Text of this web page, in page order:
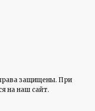
защищены. При
на наш сайт.